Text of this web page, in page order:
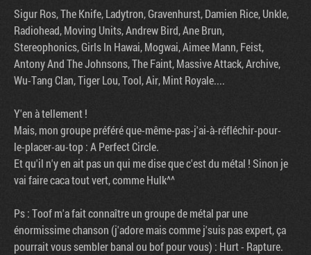
Sigur Ros, The Knife, Ladytron, Gravenhurst, Damien Rice, Unkle,
Radiohead, Moving Units, Andrew Bird, Ane Brun,
Stereophonics, Girls In Hawai, Mogwai, Aimee Mann, Feist,
Antony And The Johnsons, The Faint, Massive Attack, Archive,
Wu-Tang Clan, Tiger Lou, Tool, Air, Mint Royale....
Y'en à tellement !
Mais, mon groupe préféré que-même-pas-j'ai-à-réfléchir-pour-
le-placer-au-top : A Perfect Circle.
Et qu'il n'y en ait pas un qui me dise que c'est du métal ! Sinon je
vai faire caca tout vert, comme Hulk^^
Ps : Toof m'a fait connaître un groupe de métal par une
énormissime chanson (j'adore mais comme j'suis pas expert, ça
pourrait vous sembler banal ou bof pour vous) : Hurt - Rapture.